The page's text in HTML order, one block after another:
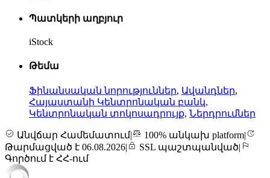
Պատկերի աղբյուր
iStock
Թեմա
Ֆինանսական նորություններ, Ավանդներ,
Հայաստանի Կենտրոնական բանկ,
Կենտրոնական տոկոսադրույք, Ներդրումներ
Անվճար Համեմատում| 100% անկախ platform|
Թարմացված է 06.08.2026| SSL պաշտպանված|
Գործում է ՀՀ-ում